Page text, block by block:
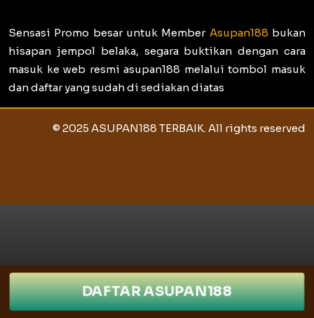
Sensasi Promo besar untuk Member Asupan188 bukan
hisapan jempol belaka, segara buktikan dengan cara
masuk ke web resmi asupan188 melalui tombol masuk
dan daftar yang sudah di sediakan diatas
© 2025 ASUPAN188 TERBAIK. All rights reserved
DAFTAR ASUPAN188